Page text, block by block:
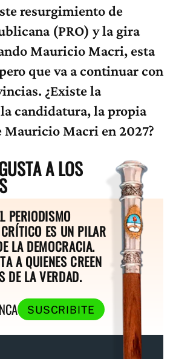
resurgimiento de
(PRO) y la gira
Mauricio Macri, esta
que va a continuar con
¿Existe la
candidatura, la propia
Mauricio Macri en 2027?
A LOS
PERIODISMO
ES UN PILAR
LA DEMOCRACIA.
A QUIENES CREEN
DE LA VERDAD.
SUSCRIBITE